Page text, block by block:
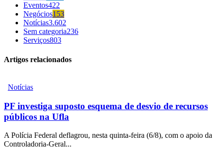
Eventos422
Negócios153
Notícias3.602
Sem categoria236
Serviços803
Artigos relacionados
Notícias
PF investiga suposto esquema de desvio de recursos
públicos na Ufla
A Polícia Federal deflagrou, nesta quinta-feira (6/8), com o apoio da
Controladoria-Geral...